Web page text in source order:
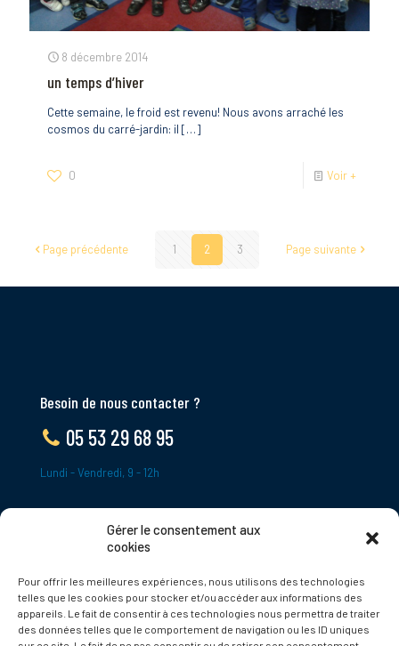
Gérer le consentement aux
cookies
Pour offrir les meilleures expériences, nous utilisons des technologies
telles que les cookies pour stocker et/ou accéder aux informations des
appareils. Le fait de consentir à ces technologies nous permettra de traiter
des données telles que le comportement de navigation ou les ID uniques
8 décembre 2014
un temps d’hiver
Cette semaine, le froid est revenu! Nous avons arraché les
cosmos du carré-jardin: il […]
0 Voir +
Page précédente 1 2 3 Page suivante
Besoin de nous contacter ?
05 53 29 68 95
Lundi - Vendredi, 9 - 12h
24620 Tamniès
France